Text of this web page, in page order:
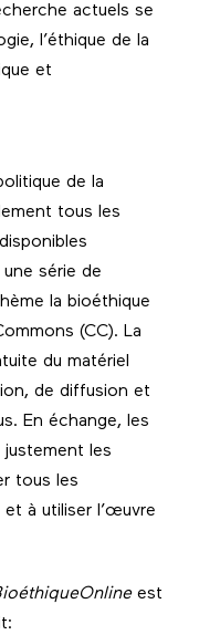
actuels se
l’éthique de la
et
de la
tous les
série de
la bioéthique
(CC). La
du matériel
de diffusion et
En échange, les
justement les
tous les
à utiliser l’œuvre
est